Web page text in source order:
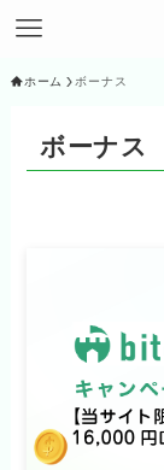
ホーム ボーナス
ボーナス